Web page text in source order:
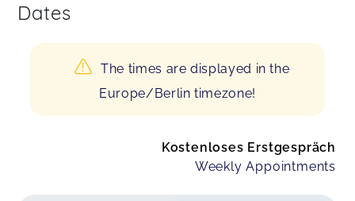
Dates
The times are displayed in the
Europe/Berlin timezone!
Kostenloses Erstgespräch
Weekly Appointments